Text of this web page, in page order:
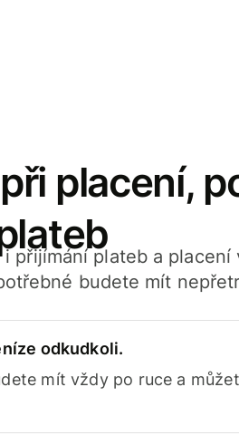
placení,
přijímání plateb a
budete mít
odkudkoli.
mít vždy po ruce a